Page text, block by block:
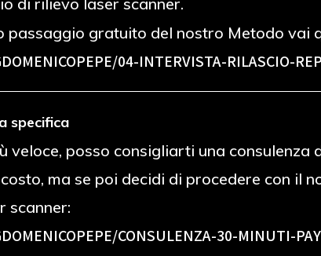
passaggio gratuito del nostro Metodo vai
04-INTERVISTA-RILASCIO-
specifica
veloce, posso consigliarti una
ma se poi decidi di procedere con
scanner:
CONSULENZA-30-MINUTI-